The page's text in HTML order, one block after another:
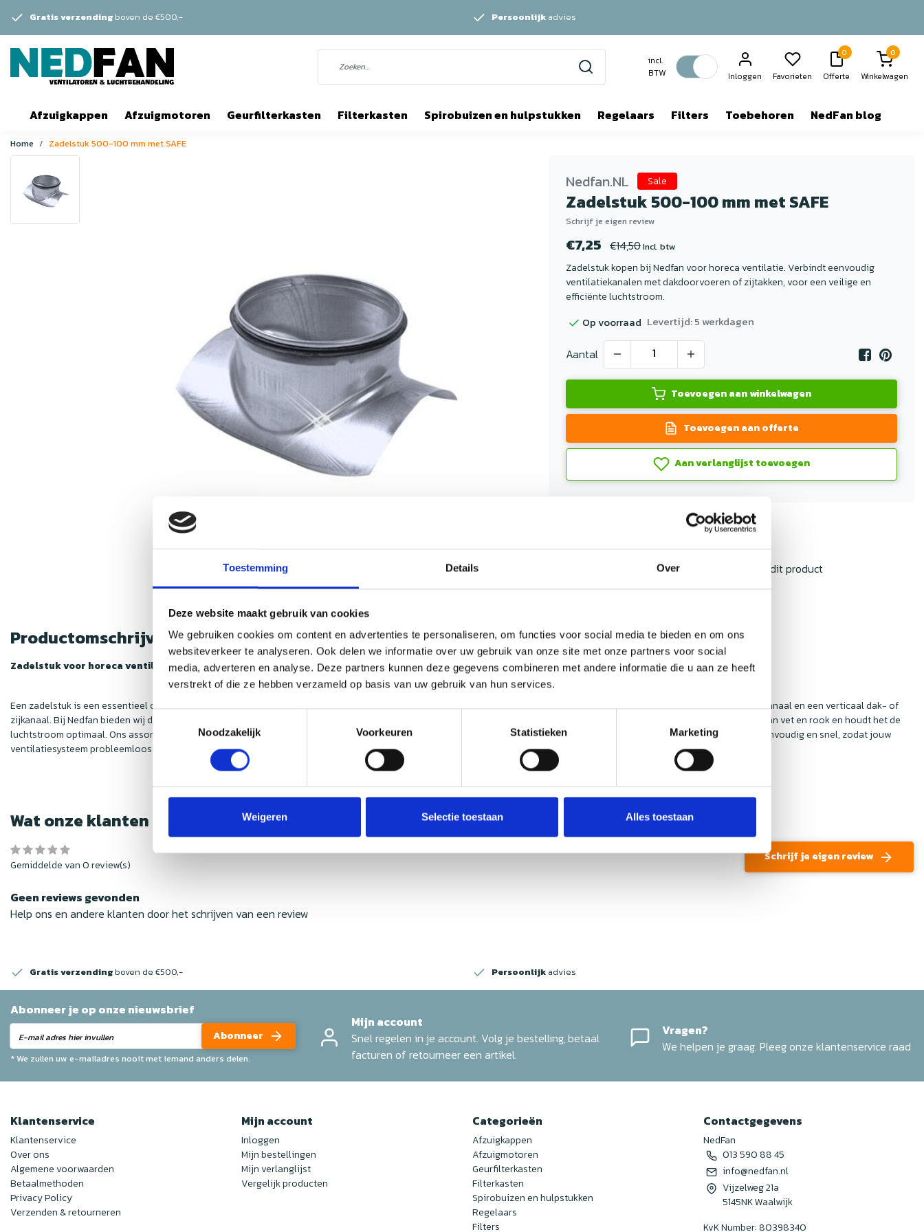
Toestemming Details Over
Deze website maakt gebruik van cookies
We gebruiken cookies om content en advertenties te personaliseren, om functies voor social media te bieden en om ons
websiteverkeer te analyseren. Ook delen we informatie over uw gebruik van onze site met onze partners voor social
media, adverteren en analyse. Deze partners kunnen deze gegevens combineren met andere informatie die u aan ze heeft
verstrekt of die ze hebben verzameld op basis van uw gebruik van hun services.
Noodzakelijk
Voorkeuren Statistieken Marketing
Weigeren Selectie toestaan Alles toestaan
Gratis verzending boven de €500,- Persoonlijk advies
incl.
BTW
Inloggen Favorieten
0
Offerte
0
Winkelwagen
Afzuigkappen Afzuigmotoren Geurfilterkasten Filterkasten Spirobuizen en hulpstukken Regelaars Filters Toebehoren NedFan blog
Home Zadelstuk 500-100 mm met SAFE
Nedfan.NL Sale
Zadelstuk 500-100 mm met SAFE
Schrijf je eigen review
€7,25 €14,50Incl. btw
Zadelstuk kopen bij Nedfan voor horeca ventilatie. Verbindt eenvoudig
ventilatiekanalen met dakdoorvoeren of zijtakken, voor een veilige en
efficiënte luchtstroom.
Op voorraad Levertijd: 5 werkdagen
Aantal
Toevoegen aan winkelwagen
Toevoegen aan offerte
Aan verlanglijst toevoegen
boven de €500,-
Persoonlijkadvies
Meer informatie?Neem contact op over dit product
Productomschrijving
Zadelstuk voor horeca ventilatie – betrouwbaar en veilig
Een zadelstuk is een essentieel onderdeel van een ventilatiesysteem in horecakeukens. Het zorgt voor een veilige en efficiënte aansluiting tussen een horizontaal ventilatiekanaal en een verticaal dak- of
zijkanaal. Bij Nedfan bieden wij duurzame zadelstukken van hoge kwaliteit, geschikt voor ronde en rechthoekige kanalen. Dankzij de goede afdichting voorkomt het lekkages van vet en rook en houdt het de
luchtstroom optimaal. Ons assortiment zadelstukken is ideaal voor horeca, laboratoria en andere ruimtes waar ventilatie essentieel is. Het installeren van een zadelstuk is eenvoudig en snel, zodat jouw
ventilatiesysteem probleemloos functioneert. Onze experts adviseren graag over de juiste maat en toepassing voor jouw situatie.
Wat onze klanten zeggen
Gemiddelde van 0 review(s)
Schrijf je eigen review
Geen reviews gevonden
Help ons en andere klanten door het schrijven van een review
Gratis verzendingboven de €500,- Persoonlijk advies
Abonneer je op onze nieuwsbrief
Abonneer
* We zullen uw e-mailadres nooit met iemand anders delen.
Mijn account
Snel regelen in je account. Volg je bestelling, betaal
facturen of retourneer een artikel.
Vragen?
We helpen je graag. Pleeg onze klantenservice raad
Klantenservice
Klantenservice
Over ons
Algemene voorwaarden
Betaalmethoden
Privacy Policy
Verzenden & retourneren
Mijn account
Inloggen
Mijn bestellingen
Mijn verlanglijst
Vergelijk producten
Categorieën
Afzuigkappen
Afzuigmotoren
Geurfilterkasten
Filterkasten
Spirobuizen en hulpstukken
Regelaars
Filters
Contactgegevens
NedFan
013 590 88 45
info@nedfan.nl
Vijzelweg 21a
5145NK Waalwijk
KvK Number: 80398340